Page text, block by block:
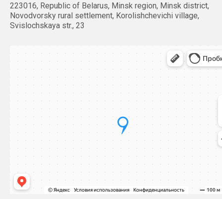
223016, Republic of Belarus, Minsk region, Minsk district,
Novodvorsky rural settlement, Korolishchevichi village,
Svislochskaya str., 23